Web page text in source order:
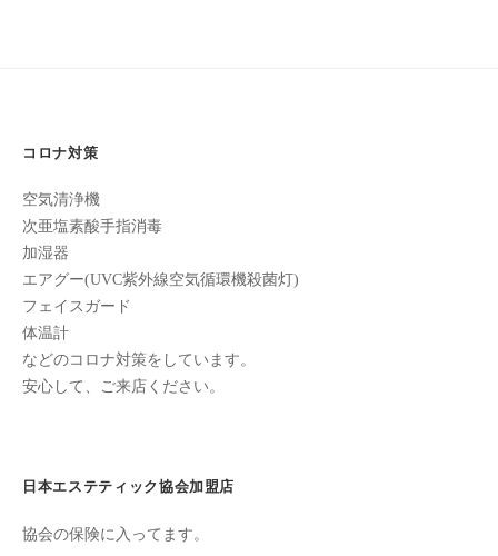
テ
サ
ロ
ン
C
u
c
u
様
気
持
良
い
時
ご
て
コロナ対策
空気清浄機
次亜塩素酸手指消毒
加湿器
エアグー(UVC紫外線空気循環機殺菌灯)
フェイスガード
体温計
などのコロナ対策をしています。
安心して、ご来店ください。
日本エステティック協会加盟店
協会の保険に入ってます。
o